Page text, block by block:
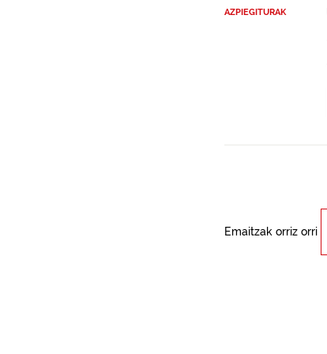
AZPIEGITURAK
Emaitzak orriz orri